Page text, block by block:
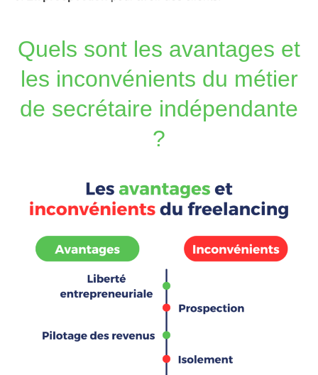
Quels sont les avantages et
les inconvénients du métier
de secrétaire indépendante
?